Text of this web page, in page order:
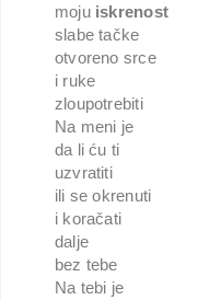
moju iskrenost
slabe tačke
otvoreno srce
i ruke
zloupotrebiti
Na meni je
da li ću ti
uzvratiti
ili se okrenuti
i koračati
dalje
bez tebe
Na tebi je